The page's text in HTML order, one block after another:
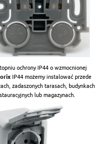
ochrony IP44 o wzmocnionej
IP44 możemy instalować przede
zadaszonych tarasach, budynkach
lub magazynach.